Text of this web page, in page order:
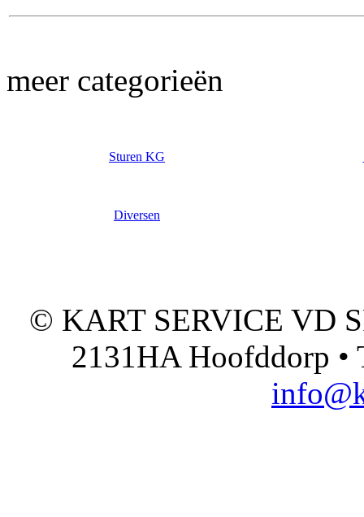
meer categorieën
Sturen KG
Diversen
© KART SERVICE VD
2131HA Hoofddorp •